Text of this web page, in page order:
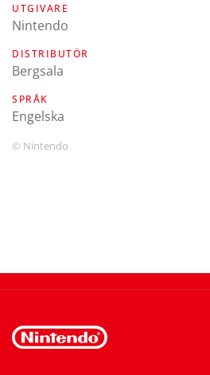
UTGIVARE
Nintendo
DISTRIBUTÖR
Bergsala
SPRÅK
engelska
© Nintendo